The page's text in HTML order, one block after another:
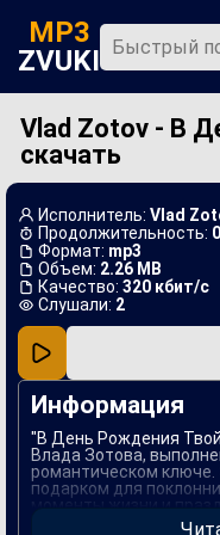
MP3
ZVUKI
Главная
Новинки
Популярная
В машину
Музыка 80х
Ремиксы
Vlad Zotov - В
скачать
Исполнитель: Vlad
Продолжительность:
Формат: mp3
Объем: 2.26 MB
Качество: 320 кбит/с
Слушали: 2
Информация
"В День Рождения
Владa Зотова,
романтическом
подарком для
моменты жизни и
чувства и глубокие